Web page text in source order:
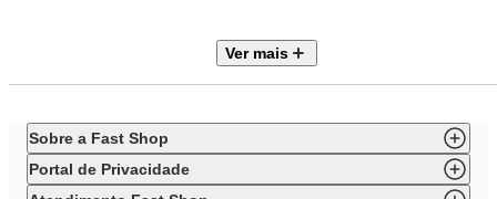
2 (Duas) Evaporadora HW 9.000 BTU/h
1 (Uma) Evaporadora cassete1 Via 12.000 BTU/h,
3 (Três) Controles remoto,
1 (Uma) Condensadora 27.000 BTU/h,
Ver mais
Sobre a Fast Shop
Portal de Privacidade